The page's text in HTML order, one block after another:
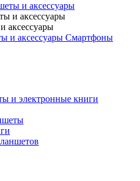
и аксессуары
и аксессуары
аксессуары
Смартфоны
и электронные книги